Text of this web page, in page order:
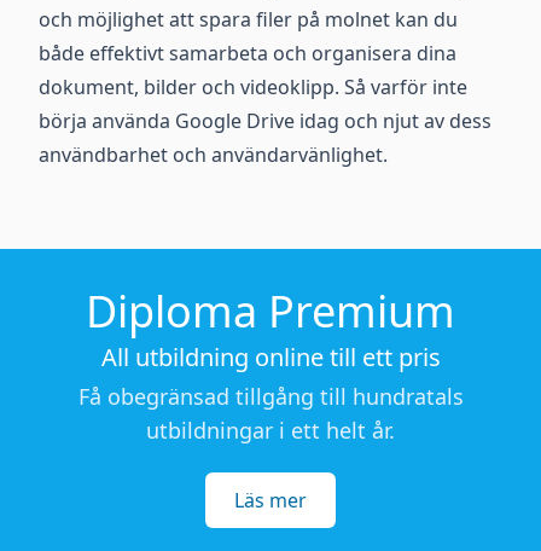
och möjlighet att spara filer på molnet kan du
både effektivt samarbeta och organisera dina
dokument, bilder och videoklipp. Så varför inte
börja använda Google Drive idag och njut av dess
användbarhet och användarvänlighet.
Diploma Premium
All utbildning online till ett pris
Få obegränsad tillgång till hundratals
utbildningar i ett helt år.
Läs mer